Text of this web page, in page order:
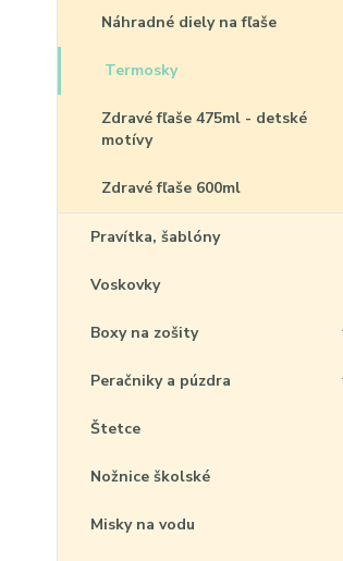
Náhradné diely na fľaše
Termosky
Zdravé fľaše 475ml - detské
motívy
Zdravé fľaše 600ml
Pravítka, šablóny
Voskovky
Boxy na zošity
Peračniky a púzdra
Štetce
Nožnice školské
Misky na vodu